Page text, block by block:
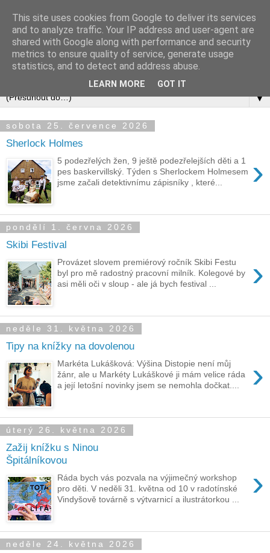
▼
sobota 25. července 2026
Sherlock Holmes
›
5 podezřelých žen, 9 ještě podezřelejších děti a 1
pes baskervillský. Týden s Sherlockem Holmesem
jsme začali detektivnímu zápisníky , které...
pondělí 1. června 2026
Skibi Festival
›
Provázet slovem premiérový ročník Skibi Festu
byl pro mě radostný pracovní milník. Kolegové by
asi měli oči v sloup - ale já bych festival ...
neděle 31. května 2026
Tipy na knížky na dovolenou
›
Markéta Lukášková: Výšina Distopie není můj
žánr, ale u Markéty Lukáškové ji mám velice ráda
a její letošní novinky jsem se nemohla dočkat....
úterý 26. května 2026
Zažij knížku s Ninou
Špitálníkovou
›
Ráda bych vás pozvala na výjimečný workshop
pro děti. V neděli 31. května od 10 v radotínské
Vindyšově továrně s výtvarnicí a ilustrátorkou ...
neděle 24. května 2026
This site uses cookies from Google to deliver its services
and to analyze traffic. Your IP address and user-agent are
shared with Google along with performance and security
metrics to ensure quality of service, generate usage
statistics, and to detect and address abuse.
LEARN MORE GOT IT